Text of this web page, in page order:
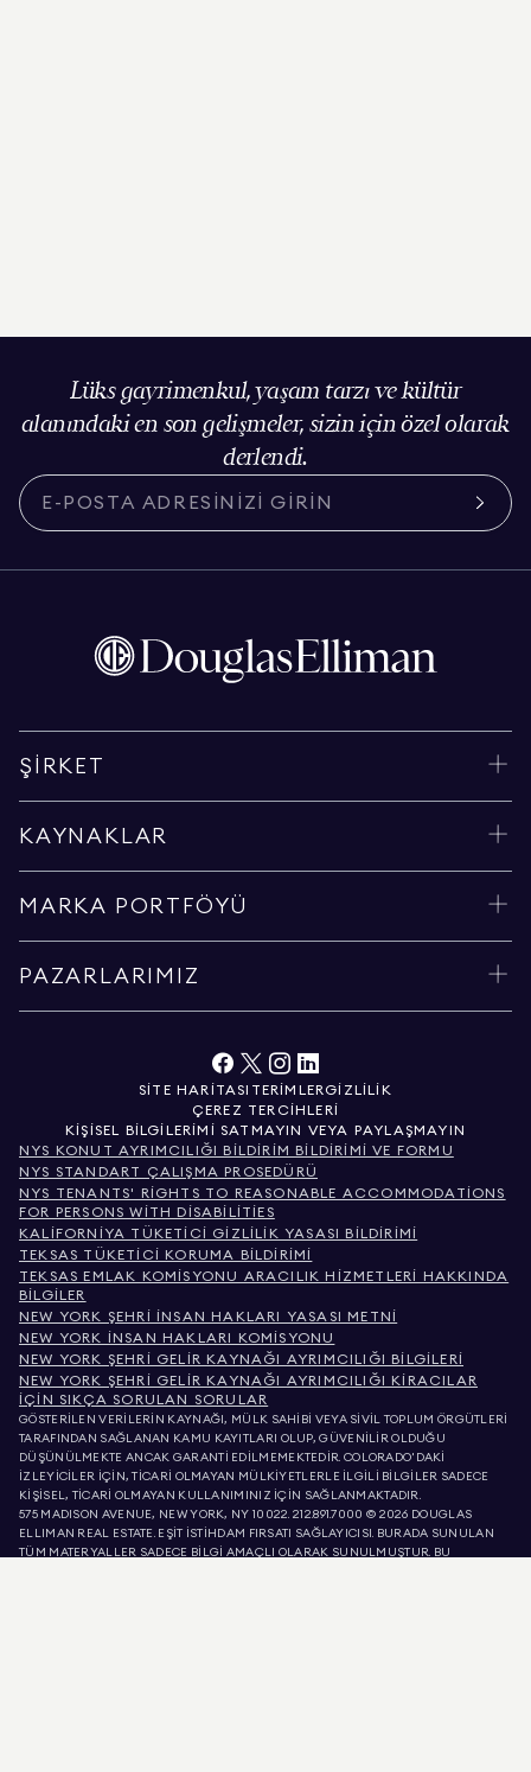
Lüks gayrimenkul, yaşam tarzı ve kültür
alanındaki en son gelişmeler, sizin için özel olarak
derlendi.
ŞIRKET
KAYNAKLAR
MARKA PORTFÖYÜ
PAZARLARIMIZ
SITE HARITASI TERIMLER GIZLILIK
ÇEREZ TERCIHLERI
KIŞISEL BILGILERIMI SATMAYIN VEYA PAYLAŞMAYIN
NYS KONUT AYRIMCILIĞI BILDIRIM BILDIRIMI VE FORMU
NYS STANDART ÇALIŞMA PROSEDÜRÜ
NYS TENANTS' RIGHTS TO REASONABLE ACCOMMODATIONS
FOR PERSONS WITH DISABILITIES
KALIFORNIYA TÜKETICI GIZLILIK YASASI BILDIRIMI
TEKSAS TÜKETICI KORUMA BILDIRIMI
TEKSAS EMLAK KOMISYONU ARACILIK HIZMETLERI HAKKINDA
BILGILER
NEW YORK ŞEHRI İNSAN HAKLARI YASASI METNI
NEW YORK İNSAN HAKLARI KOMISYONU
NEW YORK ŞEHRI GELIR KAYNAĞI AYRIMCILIĞI BILGILERI
NEW YORK ŞEHRI GELIR KAYNAĞI AYRIMCILIĞI KIRACILAR
İÇIN SIKÇA SORULAN SORULAR
GÖSTERİLEN VERİLERİN KAYNAĞI, MÜLK SAHİBİ VEYA SİVİL TOPLUM ÖRGÜTLERİ
TARAFINDAN SAĞLANAN KAMU KAYITLARI OLUP, GÜVENİLİR OLDUĞU
DÜŞÜNÜLMEKTE ANCAK GARANTİ EDİLMEMEKTEDİR. COLORADO'DAKİ
İZLEYİCİLER İÇİN, TİCARİ OLMAYAN MÜLKİYETLERLE İLGİLİ BİLGİLER SADECE
KİŞİSEL, TİCARİ OLMAYAN KULLANIMINIZ İÇİN SAĞLANMAKTADIR.
575 MADISON AVENUE, NEW YORK, NY 10022.212.891.7000 © 2026 DOUGLAS
ELLIMAN REAL ESTATE. EŞİT İSTİHDAM FIRSATI SAĞLAYICISI. BURADA SUNULAN
TÜM MATERYALLER SADECE BİLGİ AMAÇLI OLARAK SUNULMUŞTUR. BU